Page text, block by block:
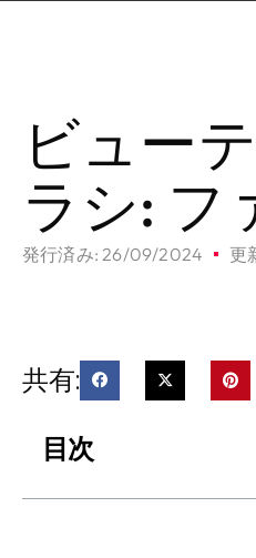
ビュー
ラシ: フ
発行済み:26/09/2024 更
共有:
目次